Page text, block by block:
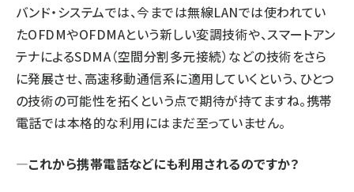
バンド・システムでは、今までは無線LANでは使われてい
たOFDMやOFDMAという新しい変調技術や、スマートアン
テナによるSDMA（空間分割多元接続）などの技術をさら
に発展させ、高速移動通信系に適用していくという、ひとつ
の技術の可能性を拓くという点で期待が持てますね。携帯
電話では本格的な利用にはまだ至っていません。
—これから携帯電話などにも利用されるのですか？